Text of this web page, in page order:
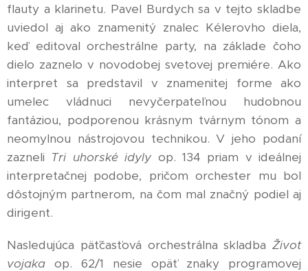
flauty a klarinetu. Pavel Burdych sa v tejto skladbe
uviedol aj ako znamenitý znalec Kélerovho diela,
keď editoval orchestrálne party, na základe čoho
dielo zaznelo v novodobej svetovej premiére. Ako
interpret sa predstavil v znamenitej forme ako
umelec vládnuci nevyčerpateľnou hudobnou
fantáziou, podporenou krásnym tvárnym tónom a
neomylnou nástrojovou technikou. V jeho podaní
zazneli Tri uhorské idyly op. 134 priam v ideálnej
interpretačnej podobe, pričom orchester mu bol
dôstojným partnerom, na čom mal značný podiel aj
dirigent.
Nasledujúca päťčasťová orchestrálna skladba Život
vojaka op. 62/1 nesie opäť znaky programovej